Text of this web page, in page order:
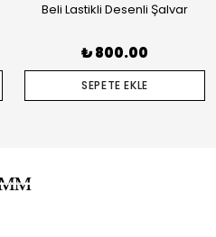
Beli Lastikli Desenli Şalvar
₺ 800.00
SEPETE EKLE